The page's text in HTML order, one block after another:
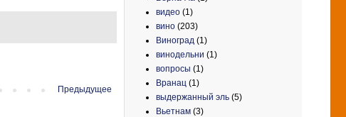
Предыдущее
видео (1)
вино (203)
Виноград (1)
винодельни (1)
вопросы (1)
Вранац (1)
выдержанный эль (5)
Вьетнам (3)